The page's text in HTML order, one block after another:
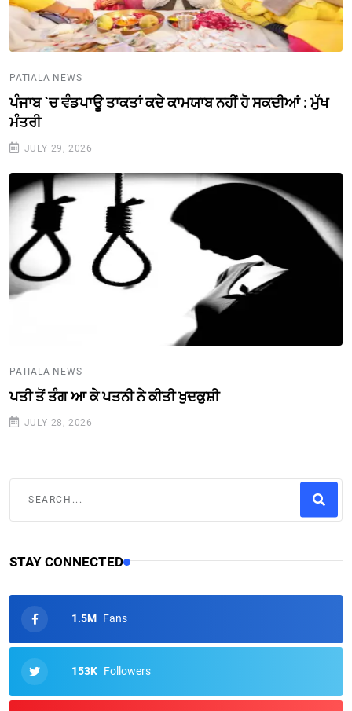
PATIALA NEWS
ਪੰਜਾਬ `ਚ ਵੰਡਪਾਊ ਤਾਕਤਾਂ ਕਦੇ ਕਾਮਯਾਬ ਨਹੀਂ ਹੋ ਸਕਦੀਆਂ : ਮੁੱਖ
ਮੰਤਰੀ
JULY 29, 2026
PATIALA NEWS
ਪਤੀ ਤੋਂ ਤੰਗ ਆ ਕੇ ਪਤਨੀ ਨੇ ਕੀਤੀ ਖੁਦਕੁਸ਼ੀ
JULY 28, 2026
STAY CONNECTED
1.5M Fans
153K Followers